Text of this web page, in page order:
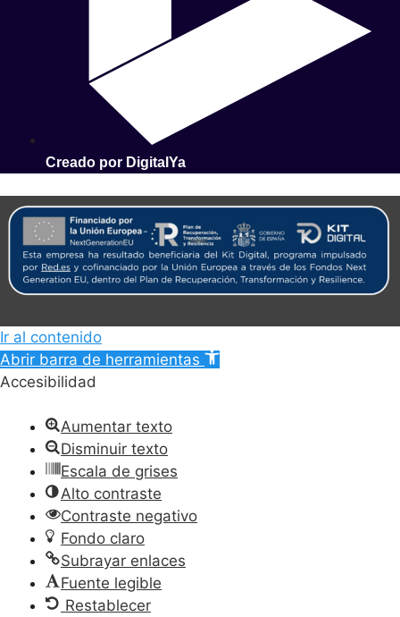
Creado por DigitalYa
Ir al contenido
Abrir barra de herramientas
Accesibilidad
Aumentar texto
Disminuir texto
Escala de grises
Alto contraste
Contraste negativo
Fondo claro
Subrayar enlaces
Fuente legible
Restablecer